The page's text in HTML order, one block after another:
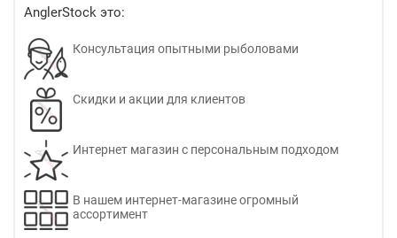
AnglerStock это:
Консультация опытными рыболовами
Скидки и акции для клиентов
Интернет магазин с персональным подходом
В нашем интернет-магазине огромный
ассортимент